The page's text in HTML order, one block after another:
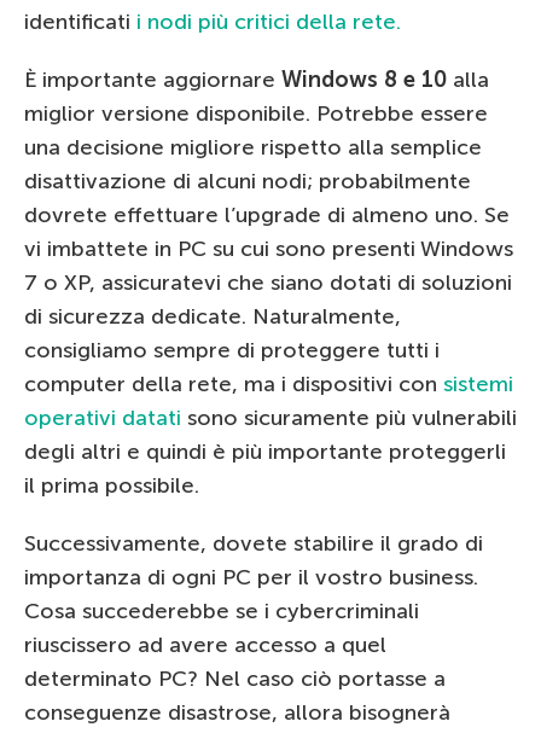
identificati i nodi più critici della rete.
È importante aggiornare Windows 8 e 10 alla
miglior versione disponibile. Potrebbe essere
una decisione migliore rispetto alla semplice
disattivazione di alcuni nodi; probabilmente
dovrete effettuare l’upgrade di almeno uno. Se
vi imbattete in PC su cui sono presenti Windows
7 o XP, assicuratevi che siano dotati di soluzioni
di sicurezza dedicate. Naturalmente,
consigliamo sempre di proteggere tutti i
computer della rete, ma i dispositivi con sistemi
operativi datati sono sicuramente più vulnerabili
degli altri e quindi è più importante proteggerli
il prima possibile.
Successivamente, dovete stabilire il grado di
importanza di ogni PC per il vostro business.
Cosa succederebbe se i cybercriminali
riuscissero ad avere accesso a quel
determinato PC? Nel caso ciò portasse a
conseguenze disastrose, allora bisognerà